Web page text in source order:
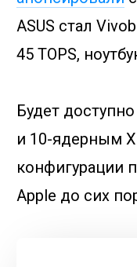
ASUS стал
45 TOPS,
Будет
и 10-ядерным
конфигурации
Apple до сих